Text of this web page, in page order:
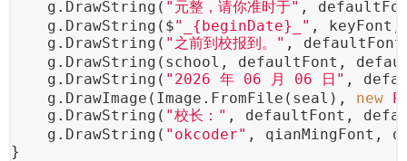
g.DrawString( "元整，请你准时于" ,
g.DrawString($"_{beginDate}_" ,
g.DrawString( "之前到校报到。" ,
g.DrawString(school, defaultFont,
g.DrawString( "2026 年 06 月 06 日" ,
g.DrawImage(Image.FromFile(seal), new
g.DrawString( "校长：" , defaultFont,
g.DrawString( "okcoder" , qianMingFont,
}